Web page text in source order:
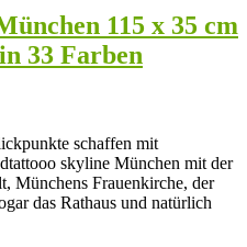
115 x 35 cm
33 Farben
schaffen mit
skyline München mit der
Münchens Frauenkirche, der
das Rathaus und natürlich